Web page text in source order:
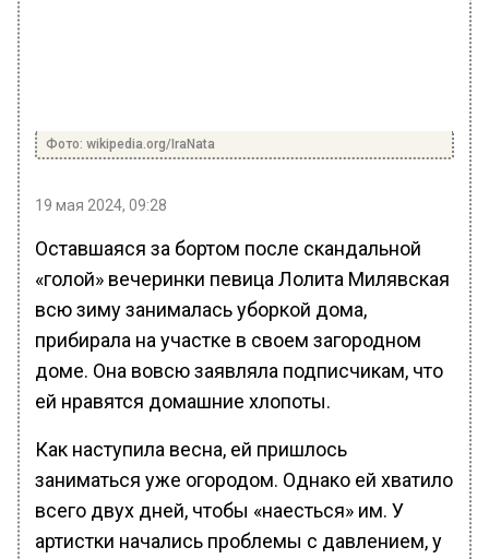
Фото: wikipedia.org/IraNata
19 мая 2024, 09:28
Оставшаяся за бортом после скандальной
«голой» вечеринки певица Лолита Милявская
всю зиму занималась уборкой дома,
прибирала на участке в своем загородном
доме. Она вовсю заявляла подписчикам, что
ей нравятся домашние хлопоты.
Как наступила весна, ей пришлось
заниматься уже огородом. Однако ей хватило
всего двух дней, чтобы «наесться» им. У
артистки начались проблемы с давлением, у